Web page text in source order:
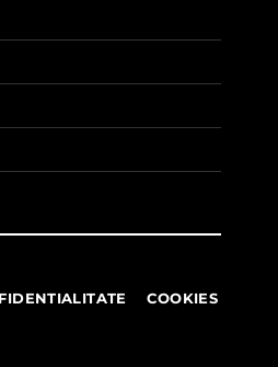
COOKIES